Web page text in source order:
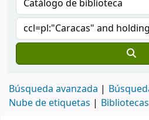
Búsqueda avanzada
Nube de etiquetas
Bibliotecas